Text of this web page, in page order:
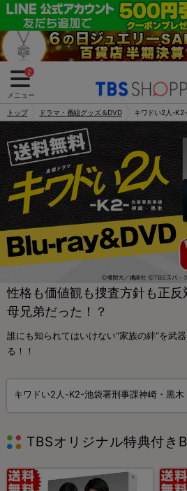
2
メニュー
トップ ドラマ・番組グッズ＆DVD キワドい2人-
性格も価値観も捜査方針も正
母兄弟だった！？
誰にも知られてはいけない“家族の絆”を武
る！！
キワドい2人-K2-池袋署刑事課神崎・黒木
TBSオリジナル特典付